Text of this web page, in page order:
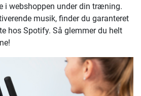
i webshoppen under din træning.
musik, finder du garanteret
hos Spotify. Så glemmer du helt